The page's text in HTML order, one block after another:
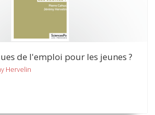
de l'emploi pour les jeunes ?
Hervelin